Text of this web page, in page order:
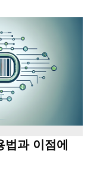
법과 이점에